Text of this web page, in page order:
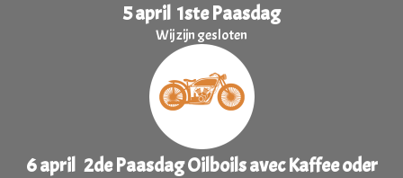
5 april 1ste Paasdag
Wij zijn gesloten
6 april 2de Paasdag Oilboils avec Kaffee oder